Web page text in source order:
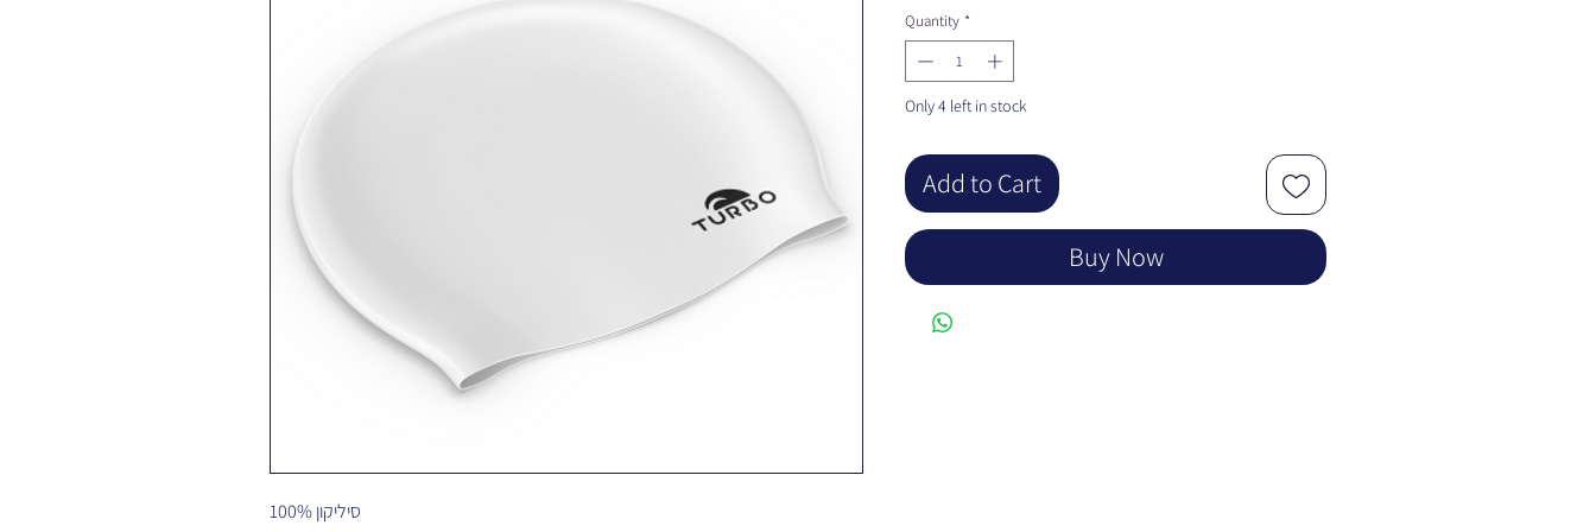
100% סיליקון
Quantity *
Only 4 left in stock
Add to Cart
Buy Now